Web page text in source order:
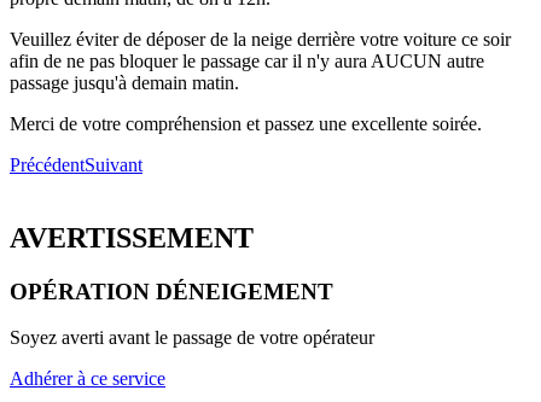
Veuillez éviter de déposer de la neige derrière votre voiture ce soir
afin de ne pas bloquer le passage car il n'y aura AUCUN autre
passage jusqu'à demain matin.
Merci de votre compréhension et passez une excellente soirée.
PrécédentSuivant
AVERTISSEMENT
OPÉRATION DÉNEIGEMENT
Soyez averti avant le passage de votre opérateur
Adhérer à ce service